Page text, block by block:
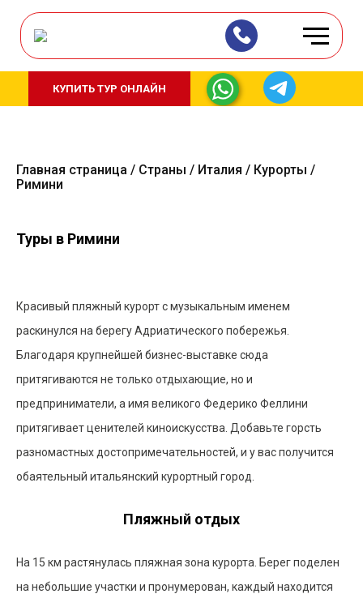
КУПИТЬ ТУР ОНЛАЙН
Главная страница Страны Италия
Курорты
Римини
Туры в Римини
Красивый пляжный курорт с музыкальным именем
раскинулся на берегу Адриатического побережья.
Благодаря крупнейшей бизнес-выставке сюда
притягиваются не только отдыхающие, но и
предприниматели, а имя великого Федерико Феллини
притягивает ценителей киноискусства. Добавьте горсть
разномастных достопримечательностей, и у вас получится
обаятельный итальянский курортный город.
Пляжный отдых
На 15 км растянулась пляжная зона курорта. Берег поделен
на небольшие участки и пронумерован, каждый находится